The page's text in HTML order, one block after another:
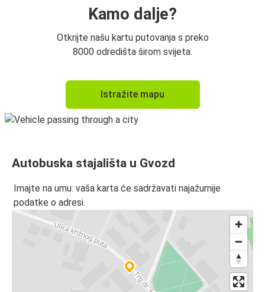
Kamo dalje?
Otkrijte našu kartu putovanja s preko
8000 odredišta širom svijeta.
Istražite mapu
Autobuska stajališta u Gvozd
Imajte na umu: vaša karta će sadržavati najažurnije
podatke o adresi.